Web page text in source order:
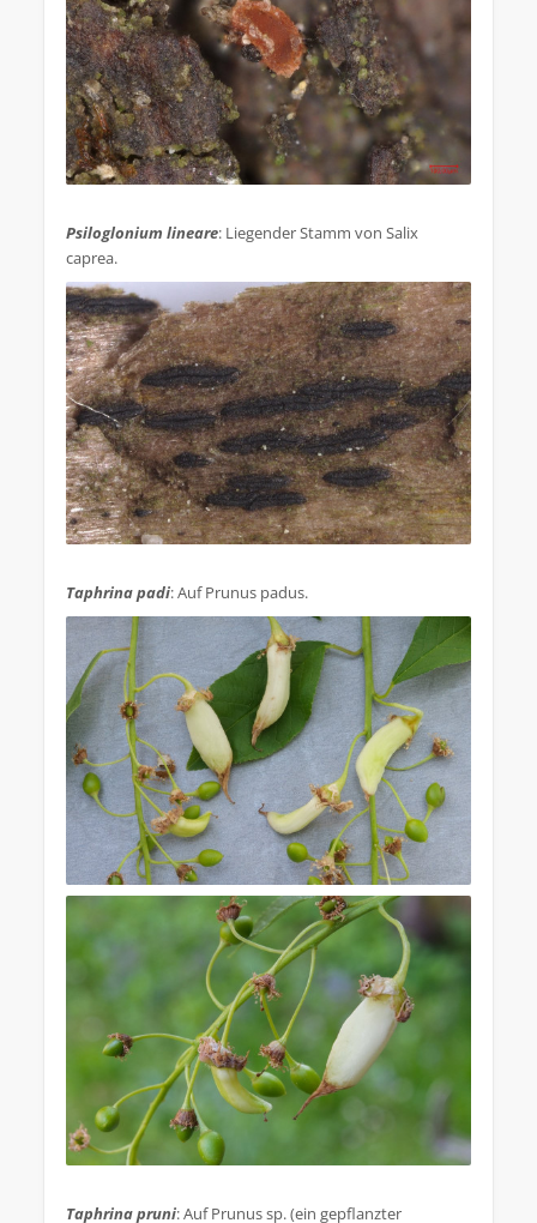
Psiloglonium lineare: Liegender Stamm von Salix
caprea.
Taphrina padi: Auf Prunus padus.
Taphrina pruni: Auf Prunus sp. (ein gepflanzter